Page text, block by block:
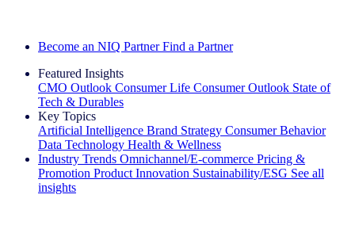
Become an NIQ Partner Find a Partner
Featured Insights
CMO Outlook Consumer Life Consumer Outlook State of
Tech & Durables
Key Topics
Artificial Intelligence Brand Strategy Consumer Behavior
Data Technology Health & Wellness
Industry Trends Omnichannel/E-commerce Pricing &
Promotion Product Innovation Sustainability/ESG See all
insights